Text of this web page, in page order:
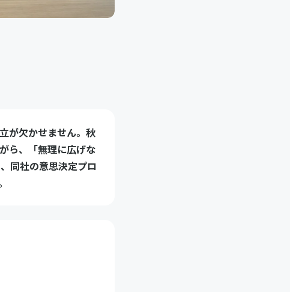
が欠かせません。秋
ら、「無理に広げな
同社の意思決定プロ